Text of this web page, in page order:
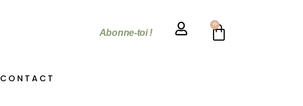
Abonne-toi !
0
CONTACT